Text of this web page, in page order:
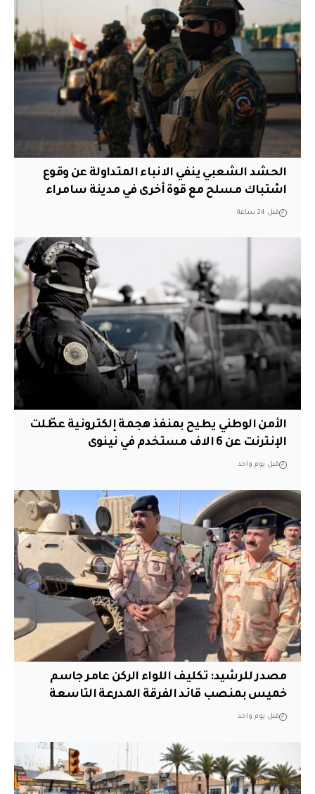
الحشد الشعبي ينفي الانباء المتداولة عن وقوع
اشتباك مسلح مع قوة أخرى في مدينة سامراء
قبل 24 ساعة
الأمن الوطني يطيح بمنفذ هجمة إلكترونية عطّلت
الإنترنت عن 6 الاف مستخدم في نينوى
قبل يوم واحد
مصدر للرشيد: تكليف اللواء الركن عامر جاسم
خميس بمنصب قائد الفرقة المدرعة التاسعة
قبل يوم واحد